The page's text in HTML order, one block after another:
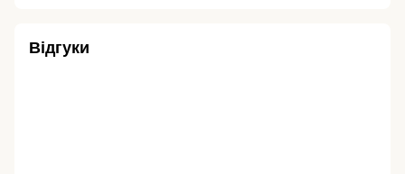
Відгуки